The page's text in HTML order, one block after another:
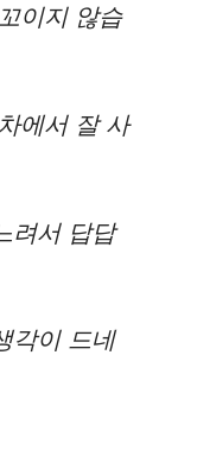
이지 않습
에서 잘 사
려서 답답
각이 드네